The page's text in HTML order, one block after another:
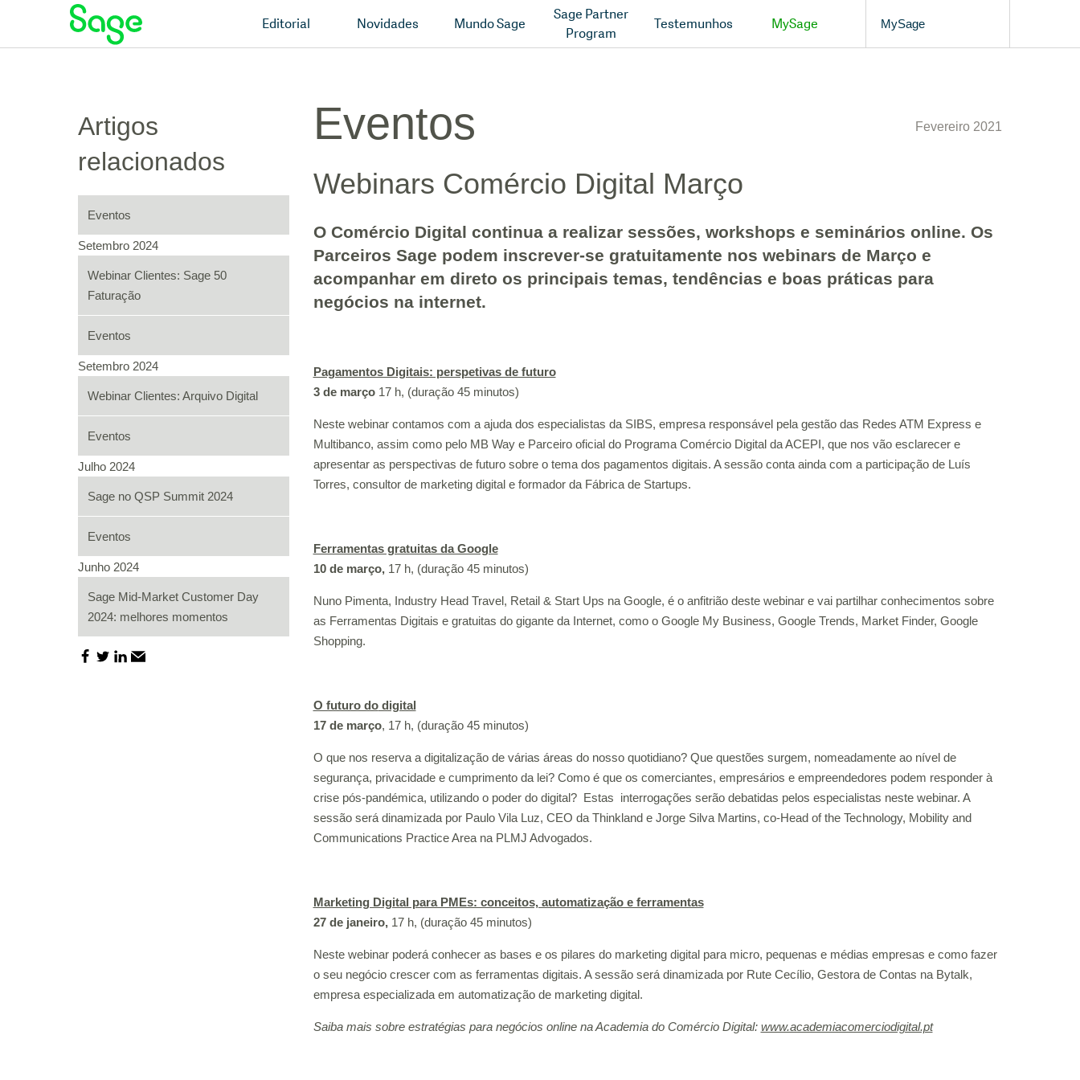
Editorial Novidades Mundo Sage
Sage Partner
Program
Testemunhos MySage MySage
Eventos Fevereiro 2021
Webinars Comércio Digital Março
O Comércio Digital continua a realizar sessões, workshops e seminários online. Os
Parceiros Sage podem inscrever-se gratuitamente nos webinars de Março e
acompanhar em direto os principais temas, tendências e boas práticas para
negócios na internet.
Pagamentos Digitais: perspetivas de futuro
3 de março17 h, (duração 45 minutos)
Neste webinar contamos com a ajuda dos especialistas da SIBS, empresa responsável pela gestão das Redes ATM Express e
Multibanco, assim como pelo MB Way e Parceiro oficial do Programa Comércio Digital da ACEPI, que nos vão esclarecer e
apresentar as perspectivas de futuro sobre o tema dos pagamentos digitais. A sessão conta ainda com a participação de Luís
Torres, consultor de marketing digital e formador da Fábrica de Startups.
Ferramentas gratuitas da Google
10 de março, 17 h, (duração 45 minutos)
Nuno Pimenta, Industry Head Travel, Retail & Start Ups na Google, é o anfitrião deste webinar e vai partilhar conhecimentos sobre
as Ferramentas Digitais e gratuitas do gigante da Internet, como o Google My Business, Google Trends, Market Finder, Google
Shopping.
O futuro dodigital
17 de março, 17 h, (duração 45 minutos)
O que nos reserva a digitalização de várias áreas do nosso quotidiano? Que questões surgem, nomeadamente ao nível de
segurança, privacidade e cumprimento da lei? Como é que os comerciantes, empresários e empreendedores podem responder à
crise pós-pandémica, utilizando o poder do digital? Estas interrogações serão debatidas pelos especialistas neste webinar. A
sessão será dinamizada por Paulo Vila Luz, CEO da Thinkland e Jorge Silva Martins, co-Head of the Technology, Mobility and
Communications Practice Area na PLMJ Advogados.
Marketing Digital para PMEs: conceitos, automatização e ferramentas
27 de janeiro, 17 h, (duração 45 minutos)
Neste webinar poderá conhecer as bases e os pilares do marketing digital para micro, pequenas e médias empresas e como fazer
o seu negócio crescer com as ferramentas digitais. A sessão será dinamizada por Rute Cecílio, Gestora de Contas na Bytalk,
empresa especializada em automatização de marketing digital.
Saiba mais sobre estratégias para negócios online na Academia do Comércio Digital: www.academiacomerciodigital.pt
Artigos
relacionados
Eventos
Setembro 2024
Webinar Clientes: Sage 50
Faturação
Eventos
Setembro 2024
Webinar Clientes: Arquivo Digital
Eventos
Julho 2024
Sage no QSP Summit 2024
Eventos
Junho 2024
Sage Mid-Market Customer Day
2024: melhores momentos